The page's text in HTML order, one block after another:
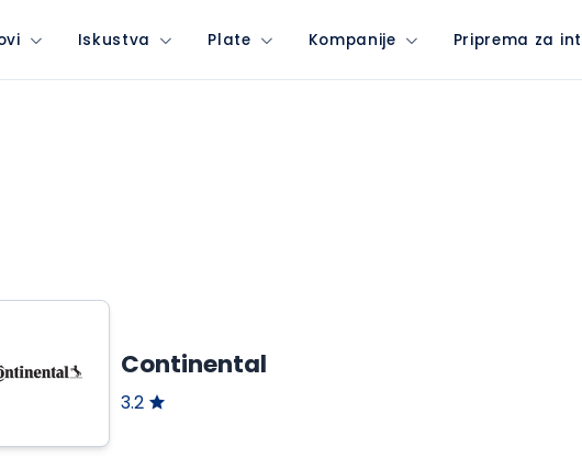
Iskustva Plate Kompanije Priprema za
Continental
3.2